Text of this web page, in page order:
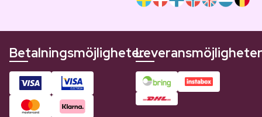
BetalningsmöjligheterLeveransmöjligheter